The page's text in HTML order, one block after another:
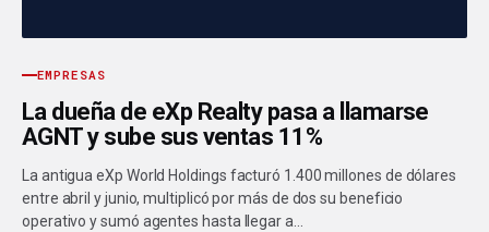
EMPRESAS
La dueña de eXp Realty pasa a llamarse
AGNT y sube sus ventas 11%
La antigua eXp World Holdings facturó 1.400 millones de dólares
entre abril y junio, multiplicó por más de dos su beneficio
operativo y sumó agentes hasta llegar a…